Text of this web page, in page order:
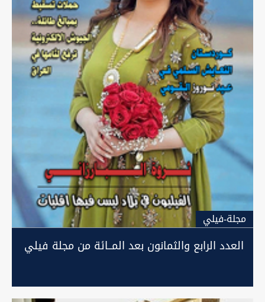
مجلة-فيلي
العدد الرابع والثمانون بعد المــائة من مجلة فيلي